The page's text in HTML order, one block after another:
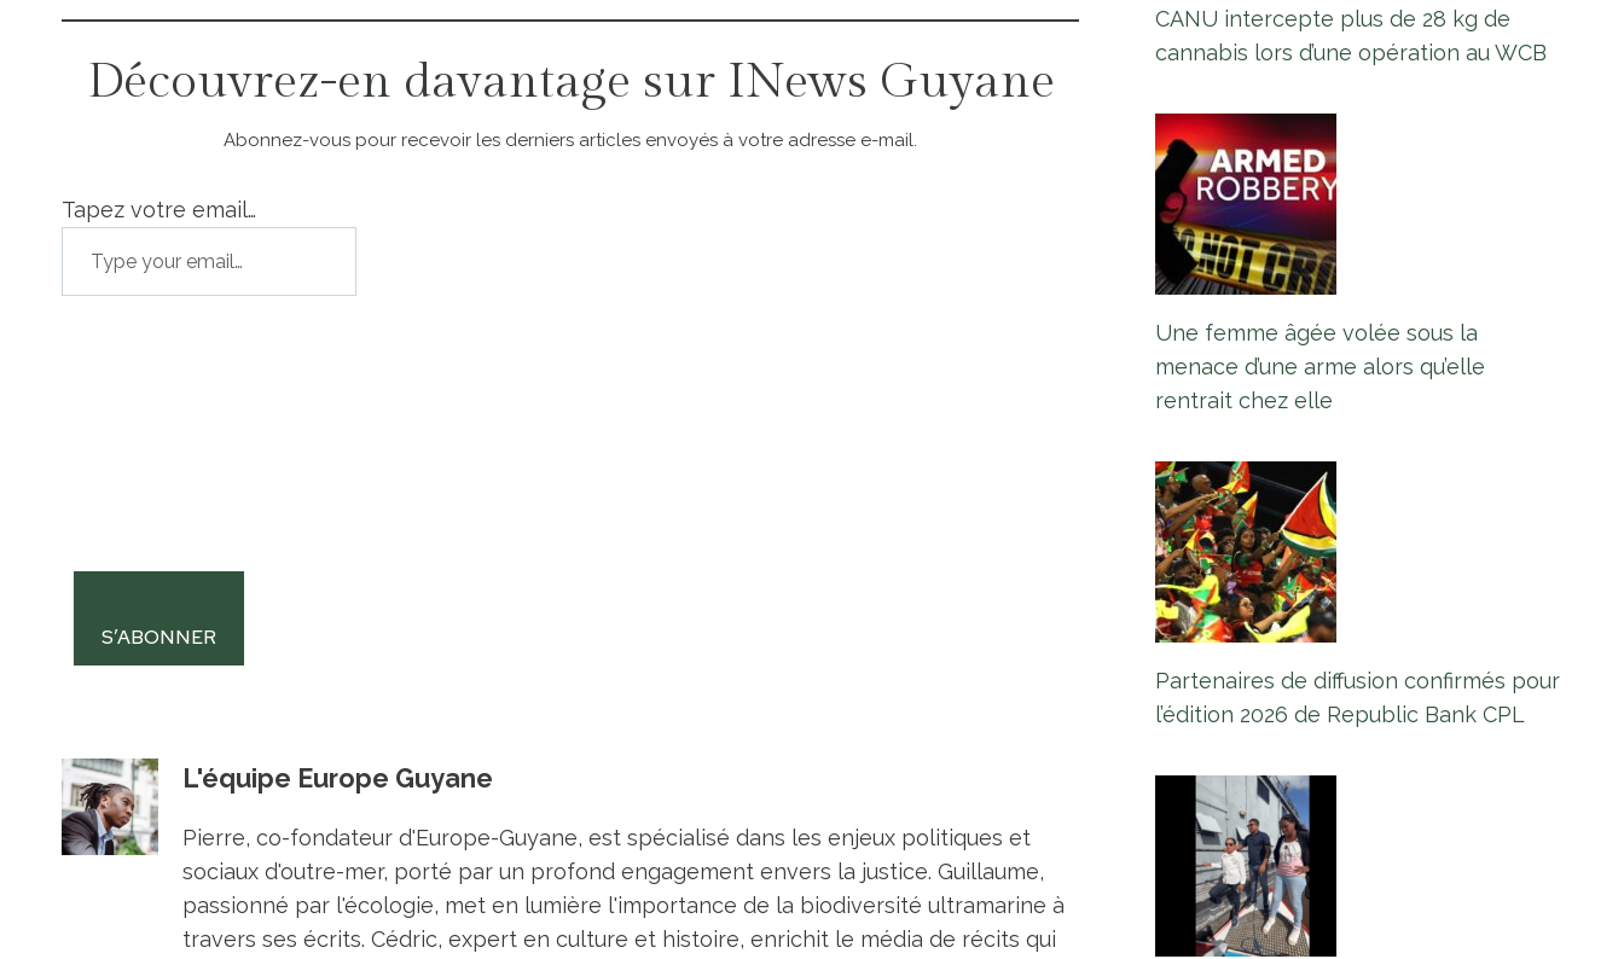
Découvrez-en davantage sur INews Guyane
Abonnez-vous pour recevoir les derniers articles envoyés à votre adresse e-mail.
Tapez votre email…
S’ABONNER
L'équipe Europe Guyane
Pierre, co-fondateur d'Europe-Guyane, est spécialisé dans les enjeux politiques et
sociaux d'outre-mer, porté par un profond engagement envers la justice. Guillaume,
passionné par l'écologie, met en lumière l'importance de la biodiversité ultramarine à
travers ses écrits. Cédric, expert en culture et histoire, enrichit le média de récits qui
CANU intercepte plus de 28 kg de
cannabis lors d’une opération au WCB
Une femme âgée volée sous la
menace d’une arme alors qu’elle
rentrait chez elle
Partenaires de diffusion confirmés pour
l’édition 2026 de Republic Bank CPL